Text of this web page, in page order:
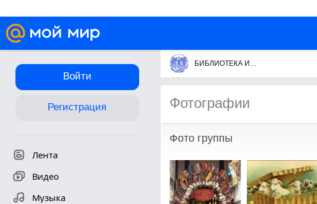
Войти
Регистрация
Лента
Видео
Музыка
БИБЛИОТЕКА ИСКУССТВ им.А.П.БОГОЛЮБОВА
Фотографии
Фото группы